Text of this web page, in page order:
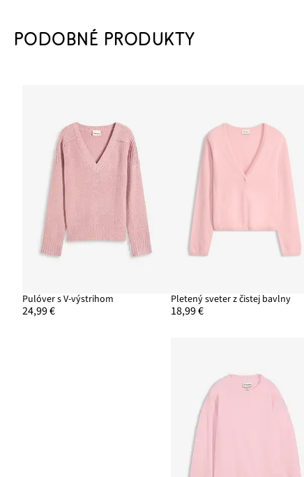
PODOBNÉ PRODUKTY
Pulóver s V-výstrihom
24,99 €
Pletený sveter z čistej bavlny
18,99 €